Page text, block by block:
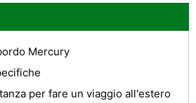
Mercury
per fare un viaggio all'estero